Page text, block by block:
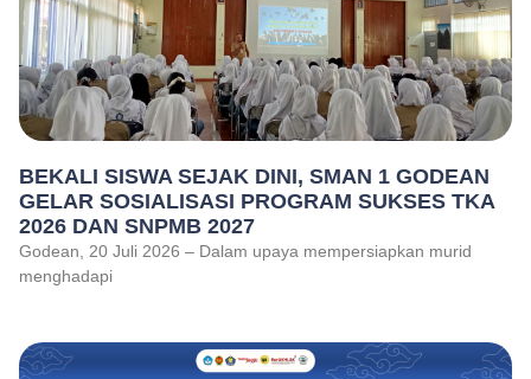
BEKALI SISWA SEJAK DINI, SMAN 1 GODEAN
GELAR SOSIALISASI PROGRAM SUKSES TKA
2026 DAN SNPMB 2027
Godean, 20 Juli 2026 – Dalam upaya mempersiapkan murid
menghadapi